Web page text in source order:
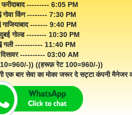
--------- 6:05 PM
गोवा किंग -------- 7:30 PM
गाजियाबाद ------- 9:40 PM
गोल्ड -------- 10:30 PM
गली ----------- 11:40 PM
---------- 03:00 AM
10=960/-)) ((हरूफ़ रेट 100=960/-))
बार सेवा का मोका जरूर दे सट्टा कंपनी मैनेजर